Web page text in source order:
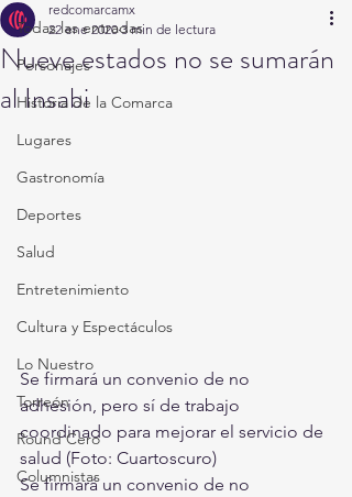
Todas las entradas
Personajes
Historia de la Comarca
Lugares
Gastronomía
Deportes
Salud
Entretenimiento
Cultura y Espectáculos
Lo Nuestro
Torreón
Round Cero
Columnistas
Nueve estados no se sumarán
al Insabi
redcomarcamx
22 ene 2020 3 min de lectura
Se firmará un convenio de no
adhesión, pero sí de trabajo
coordinado para mejorar el servicio de
salud (Foto: Cuartoscuro)
Se firmará un convenio de no